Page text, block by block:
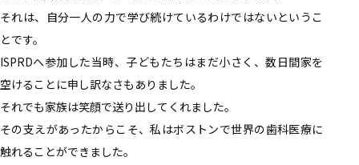
それは、自分一人の力で学び続けているわけではないというこ
とです。
ISPRDへ参加した当時、子どもたちはまだ小さく、数日間家を
空けることに申し訳なさもありました。
それでも家族は笑顔で送り出してくれました。
その支えがあったからこそ、私はボストンで世界の歯科医療に
触れることができました。